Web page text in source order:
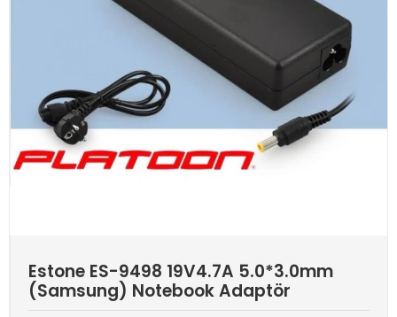
Estone ES-9498 19V4.7A 5.0*3.0mm
(Samsung) Notebook Adaptör